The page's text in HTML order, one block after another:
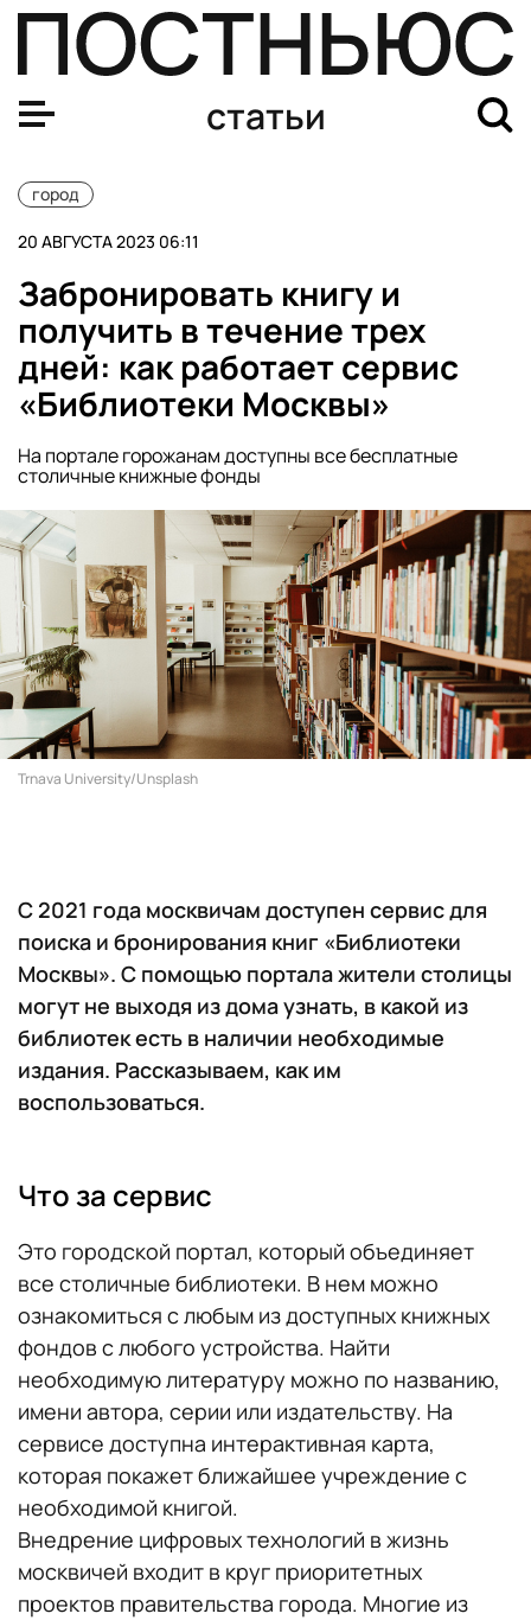
статьи
город
20 АВГУСТА 2023 06:11
Забронировать книгу и
получить в течение трех
дней: как работает сервис
«Библиотеки Москвы»
На портале горожанам доступны все бесплатные
столичные книжные фонды
Trnava University/Unsplash
С 2021 года москвичам доступен сервис для
поиска и бронирования книг «Библиотеки
Москвы». С помощью портала жители столицы
могут не выходя из дома узнать, в какой из
библиотек есть в наличии необходимые
издания. Рассказываем, как им
воспользоваться.
Что за сервис
Это городской портал, который объединяет
все столичные библиотеки. В нем можно
ознакомиться с любым из доступных книжных
фондов с любого устройства. Найти
необходимую литературу можно по названию,
имени автора, серии или издательству. На
сервисе доступна интерактивная карта,
которая покажет ближайшее учреждение с
необходимой книгой.
Внедрение цифровых технологий в жизнь
москвичей входит в круг приоритетных
проектов правительства города. Многие из
Карта «Тройка» получит новый дизайн. Что об этом